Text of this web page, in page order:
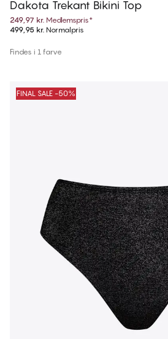
Dakota Trekant Bikini Top
249,97 kr. Medlemspris*
499,95 kr. Normalpris
Findes i 1 farve
FINAL SALE -50%